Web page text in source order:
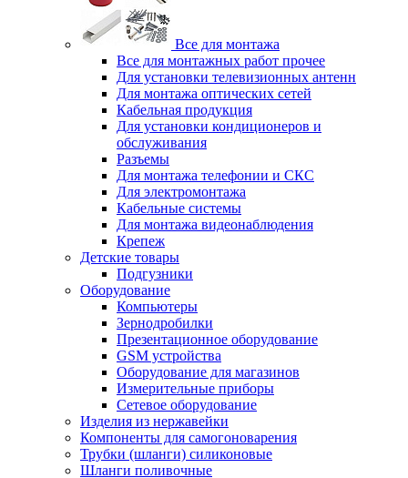
Все для монтажа
Все для монтажных работ прочее
Для установки телевизионных антенн
Для монтажа оптических сетей
Кабельная продукция
Для установки кондиционеров и
обслуживания
Разъемы
Для монтажа телефонии и СКС
Для электромонтажа
Кабельные системы
Для монтажа видеонаблюдения
Крепеж
Детские товары
Подгузники
Оборудование
Компьютеры
Зернодробилки
Презентационное оборудование
GSM устройства
Оборудование для магазинов
Измерительные приборы
Сетевое оборудование
Изделия из нержавейки
Компоненты для самогоноварения
Трубки (шланги) силиконовые
Шланги поливочные